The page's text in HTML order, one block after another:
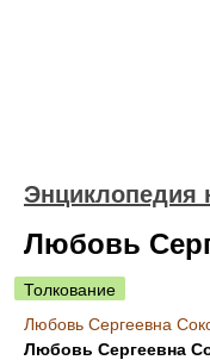
Энциклопедия
Любовь
Толкование
Любовь Сергеевна
Любовь Сергеевна